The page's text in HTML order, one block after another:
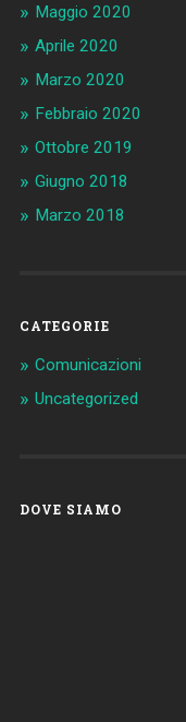
Maggio 2020
Aprile 2020
Marzo 2020
Febbraio 2020
Ottobre 2019
Giugno 2018
Marzo 2018
CATEGORIE
Comunicazioni
Uncategorized
DOVE SIAMO